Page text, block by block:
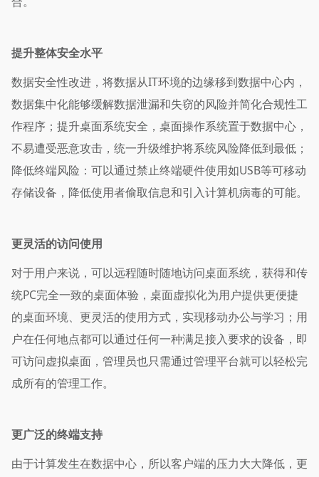
提升整体安全水平
数据安全性改进，将数据从IT环境的边缘移到数据中心内，
数据集中化能够缓解数据泄漏和失窃的风险并简化合规性工
作程序；提升桌面系统安全，桌面操作系统置于数据中心，
不易遭受恶意攻击，统一升级维护将系统风险降低到最低；
降低终端风险：可以通过禁止终端硬件使用如USB等可移动
存储设备，降低使用者偷取信息和引入计算机病毒的可能。
更灵活的访问使用
对于用户来说，可以远程随时随地访问桌面系统，获得和传
统PC完全一致的桌面体验，桌面虚拟化为用户提供更便捷
的桌面环境、更灵活的使用方式，实现移动办公与学习；用
户在任何地点都可以通过任何一种满足接入要求的设备，即
可访问虚拟桌面，管理员也只需通过管理平台就可以轻松完
成所有的管理工作。
更广泛的终端支持
由于计算发生在数据中心，所以客户端的压力大大降低，更